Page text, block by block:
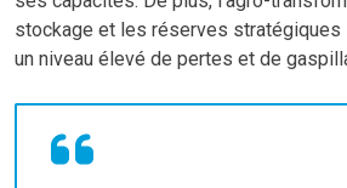
stockage et les réserves stratégiques
un niveau élevé de pertes et de